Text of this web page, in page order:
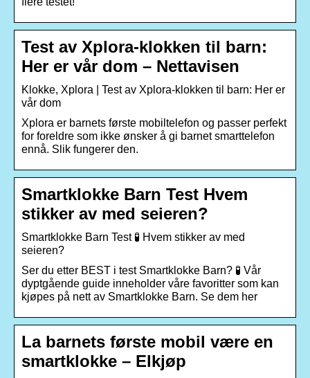
Test av Xplora-klokken til barn:
Her er vår dom – Nettavisen
Klokke, Xplora | Test av Xplora-klokken til barn: Her er
vår dom
Xplora er barnets første mobiltelefon og passer perfekt
for foreldre som ikke ønsker å gi barnet smarttelefon
ennå. Slik fungerer den.
Smartklokke Barn Test Hvem
stikker av med seieren?
Smartklokke Barn Test 🧪 Hvem stikker av med
seieren?
Ser du etter BEST i test Smartklokke Barn? 🧪 Vår
dyptgående guide inneholder våre favoritter som kan
kjøpes på nett av Smartklokke Barn. Se dem her
La barnets første mobil være en
smartklokke – Elkjøp